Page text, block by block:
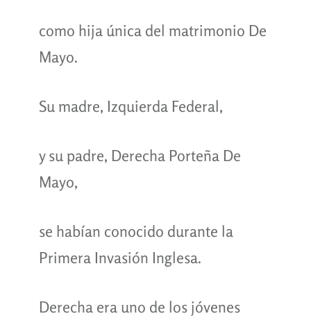
como hija única del matrimonio De
Mayo.
Su madre, Izquierda Federal,
y su padre, Derecha Porteña De
Mayo,
se habían conocido durante la
Primera Invasión Inglesa.
Derecha era uno de los jóvenes